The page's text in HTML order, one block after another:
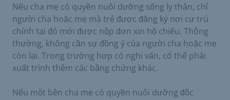
Nếu cha mẹ có quyền nuôi dưỡng sống ly thân, chỉ
người cha hoặc mẹ mà trẻ được đăng ký nơi cư trú
chính tại đó mới được nộp đơn xin hộ chiếu. Thông
thường, không cần sự đồng ý của người cha hoặc mẹ
còn lại. Trong trường hợp có nghi vấn, có thể phải
xuất trình thêm các bằng chứng khác.
Nếu một bên cha mẹ có quyền nuôi dưỡng độc